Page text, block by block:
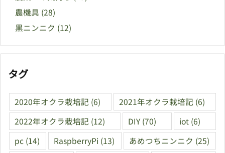
農機具 (28)
黒ニンニク (12)
タグ
2020年オクラ栽培記 (6) 2021年オクラ栽培記 (6)
2022年オクラ栽培記 (12) DIY (70) iot (6)
pc (14) RaspberryPi (13) あめつちニンニク (25)